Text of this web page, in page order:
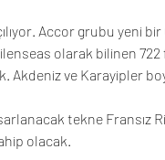
Accor grubu yeni
olarak bilinen
Akdeniz ve Karayipler
tekne Fransız
olacak.